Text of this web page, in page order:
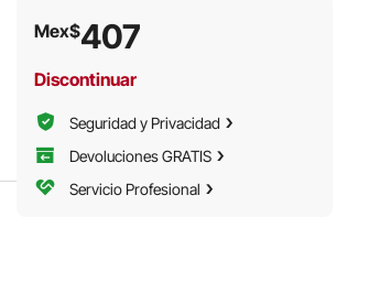
Mex$407
Discontinuar
Seguridad y Privacidad
Devoluciones GRATIS
Servicio Profesional